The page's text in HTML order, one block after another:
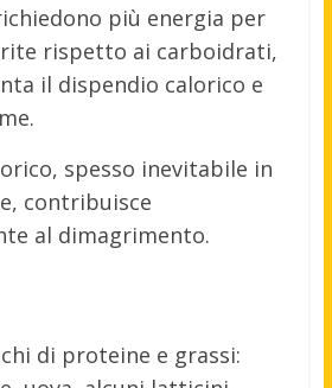
più energia per
rispetto ai carboidrati,
il dispendio calorico e
spesso inevitabile in
contribuisce
al dimagrimento.
di proteine e grassi: